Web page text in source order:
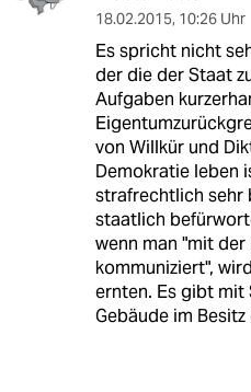
18.02.2015, 10:26 Uhr
Es spricht nicht
der die der Staat
Aufgaben
von Willkür und
Demokratie leben
strafrechtlich sehr
staatlich
wenn man "mit
kommuniziert",
ernten. Es gibt
Gebäude im